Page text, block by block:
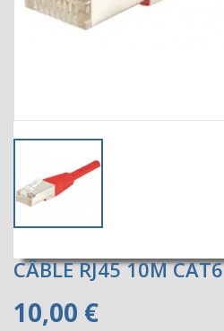
CÂBLE RJ45 10M CAT6
10,00 €